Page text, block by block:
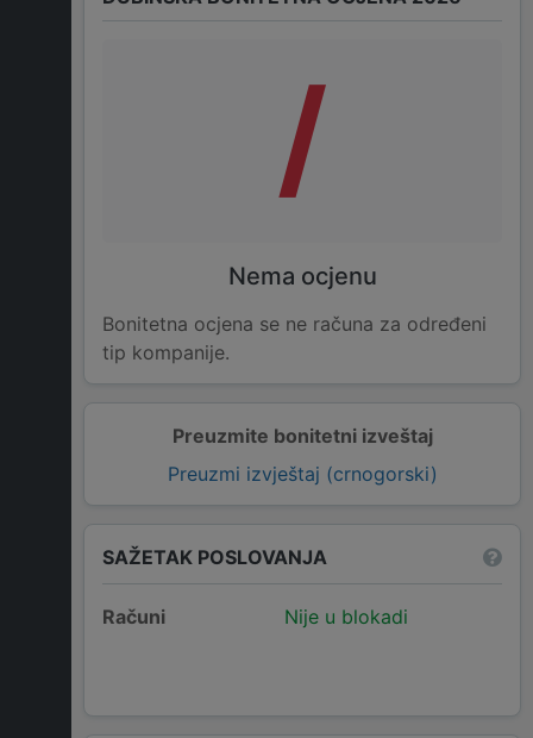
Preuzmite bonitetni izveštaj
Preuzmi izvještaj (crnogorski)
/
Nema ocjenu
Bonitetna ocjena se ne računa za određeni
tip kompanije.
SAŽETAK POSLOVANJA
Računi Nije u blokadi